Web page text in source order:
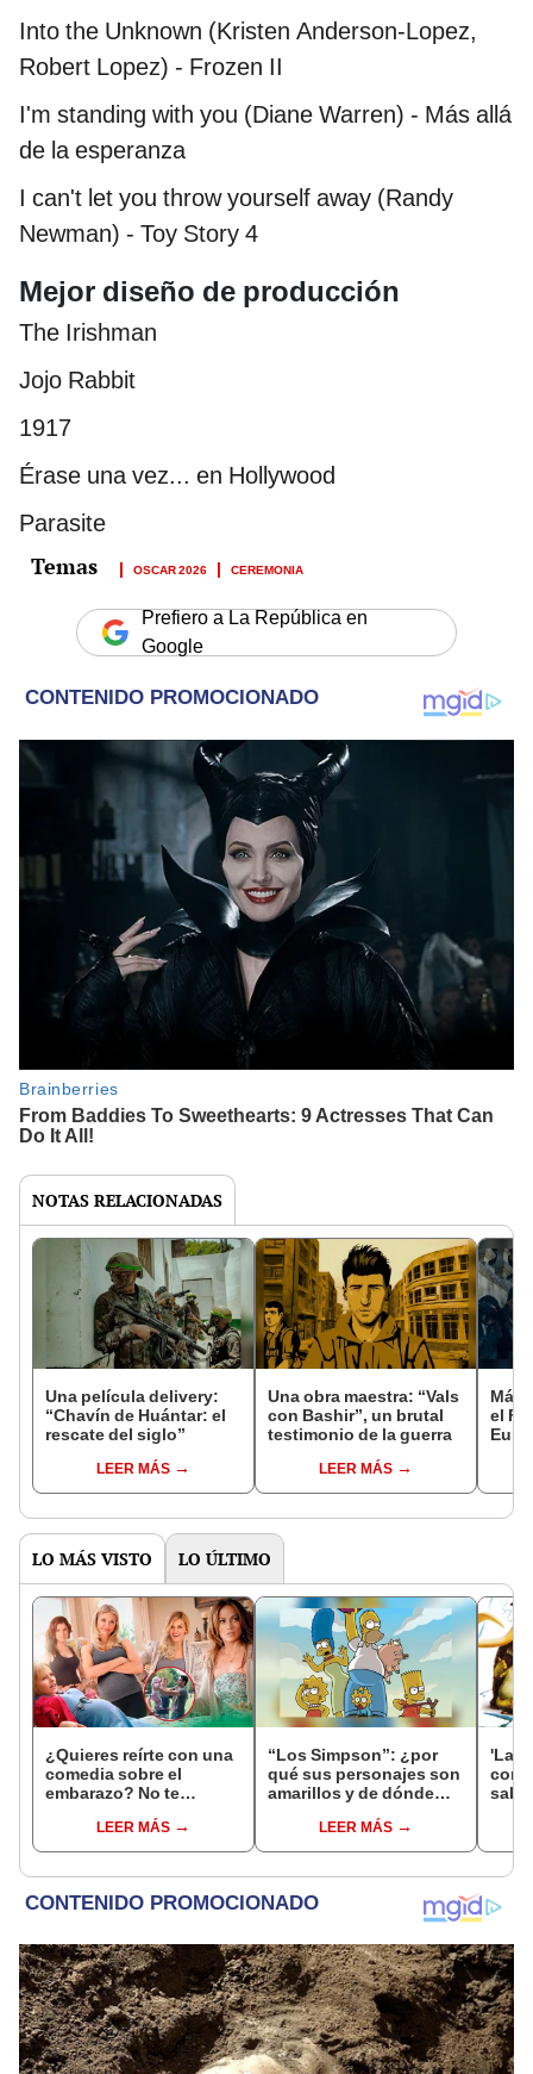
Into the Unknown (Kristen Anderson-Lopez,
Robert Lopez) - Frozen II
I'm standing with you (Diane Warren) - Más allá
de la esperanza
I can't let you throw yourself away (Randy
Newman) - Toy Story 4
Mejor diseño de producción
The Irishman
Jojo Rabbit
1917
Érase una vez... en Hollywood
Parasite
OSCAR 2026 CEREMONIA
Prefiero a La República en
Google
NOTAS RELACIONADAS
Una película delivery:
“Chavín de Huántar: el
rescate del siglo”
LEER MÁS
Una obra maestra: “Vals
con Bashir”, un brutal
testimonio de la guerra
LEER MÁS
Más
el
LO MÁS VISTO LO ÚLTIMO
¿Quieres reírte con una
comedia sobre el
embarazo? No te
cuando estás
esperando"
LEER MÁS
“Los Simpson”: ¿por
qué sus personajes son
amarillos y de dónde
nombres?LEER MÁS
'La
sabe